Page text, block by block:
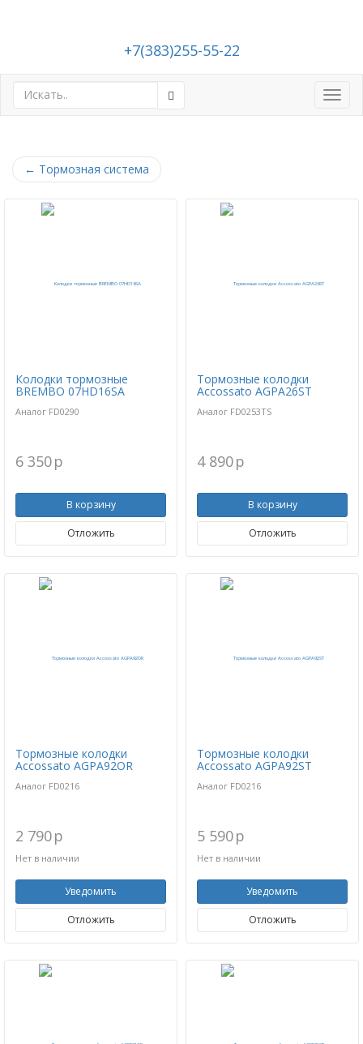
+7(383)255-55-22
← Тормозная система
Колодки тормозные
BREMBO 07HD16SA
Аналог FD0290
6 350p
В корзину
Отложить
Тормозные колодки
Accossato AGPA26ST
Аналог FD0253TS
4 890p
В корзину
Отложить
Тормозные колодки
Accossato AGPA92OR
Аналог FD0216
2 790p
Нет в наличии
Уведомить
Отложить
Тормозные колодки
Accossato AGPA92ST
Аналог FD0216
5 590p
Нет в наличии
Уведомить
Отложить